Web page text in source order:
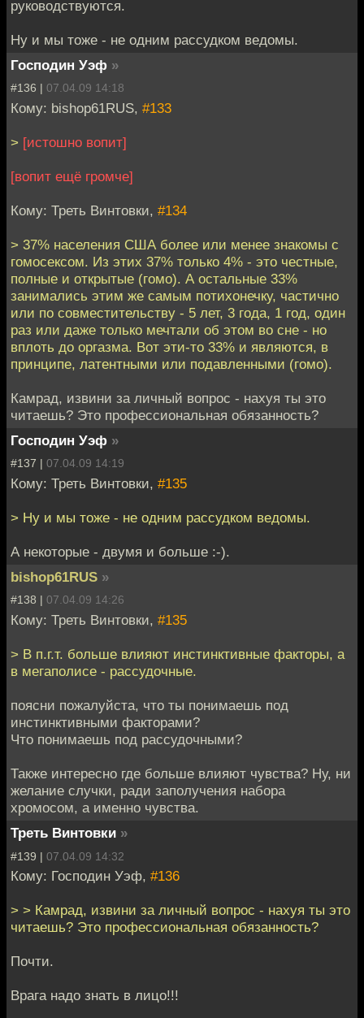
руководствуются.
Ну и мы тоже - не одним рассудком ведомы.
Господин Уэф »
#136 | 07.04.09 14:18
Кому: bishop61RUS, #133
> [истошно вопит]
[вопит ещё громче]
Кому: Треть Винтовки, #134
> 37% населения США более или менее знакомы с
гомосексом. Из этих 37% только 4% - это честные,
полные и открытые (гомо). А остальные 33%
занимались этим же самым потихонечку, частично
или по совместительству - 5 лет, 3 года, 1 год, один
раз или даже только мечтали об этом во сне - но
вплоть до оргазма. Вот эти-то 33% и являются, в
принципе, латентными или подавленными (гомо).
Камрад, извини за личный вопрос - нахуя ты это
читаешь? Это профессиональная обязанность?
Господин Уэф »
#137 | 07.04.09 14:19
Кому: Треть Винтовки, #135
> Ну и мы тоже - не одним рассудком ведомы.
А некоторые - двумя и больше :-).
bishop61RUS »
#138 | 07.04.09 14:26
Кому: Треть Винтовки, #135
> В п.г.т. больше влияют инстинктивные факторы, а
в мегаполисе - рассудочные.
поясни пожалуйста, что ты понимаешь под
инстинктивными факторами?
Что понимаешь под рассудочными?
Также интересно где больше влияют чувства? Ну, ни
желание случки, ради заполучения набора
хромосом, а именно чувства.
Треть Винтовки »
#139 | 07.04.09 14:32
Кому: Господин Уэф, #136
> > Камрад, извини за личный вопрос - нахуя ты это
читаешь? Это профессиональная обязанность?
Почти.
Врага надо знать в лицо!!!